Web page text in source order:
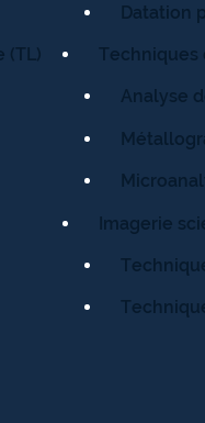
(TL)
Datation
Techniques
Analyse
Imagerie